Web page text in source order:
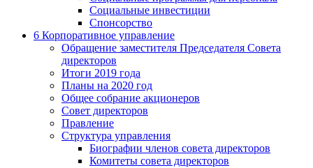
Социальные инвестиции
Спонсорство
6 Корпоративное управление
Обращение заместителя Председателя Совета
директоров
Итоги 2019 года
Планы на 2020 год
Общее собрание акционеров
Совет директоров
Правление
Структура управления
Биографии членов совета директоров
Комитеты совета директоров